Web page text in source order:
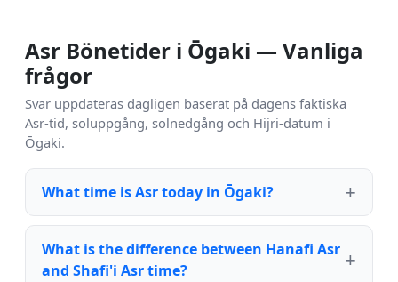
Asr Bönetider i Ōgaki — Vanliga
frågor
Svar uppdateras dagligen baserat på dagens faktiska
Asr-tid, soluppgång, solnedgång och Hijri-datum i
Ōgaki.
What time is Asr today in Ōgaki?
What is the difference between Hanafi Asr
and Shafi'i Asr time?